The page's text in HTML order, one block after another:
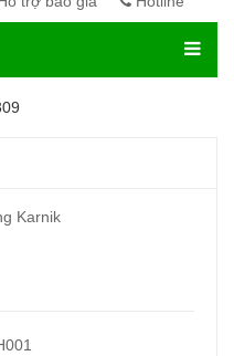
Karnik